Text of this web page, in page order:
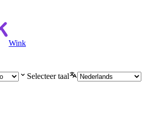
Wink
Selecteer taal